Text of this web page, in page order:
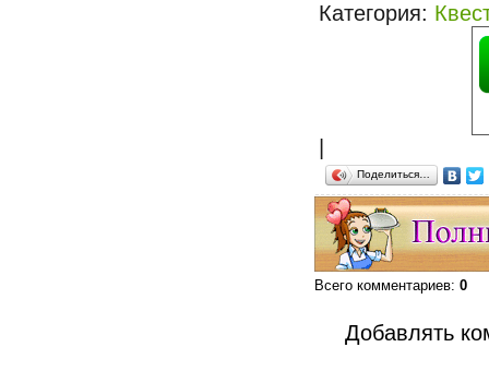
Категория:
Поделиться…
Всего комментариев: 0
Добавлять